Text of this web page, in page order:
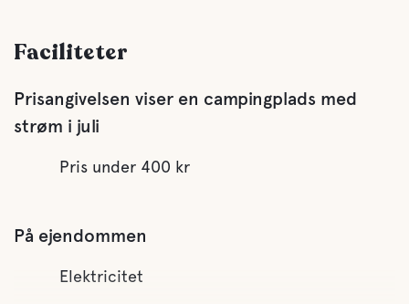
Faciliteter
Prisangivelsen viser en campingplads med
strøm i juli
Pris under 400 kr
På ejendommen
Elektricitet